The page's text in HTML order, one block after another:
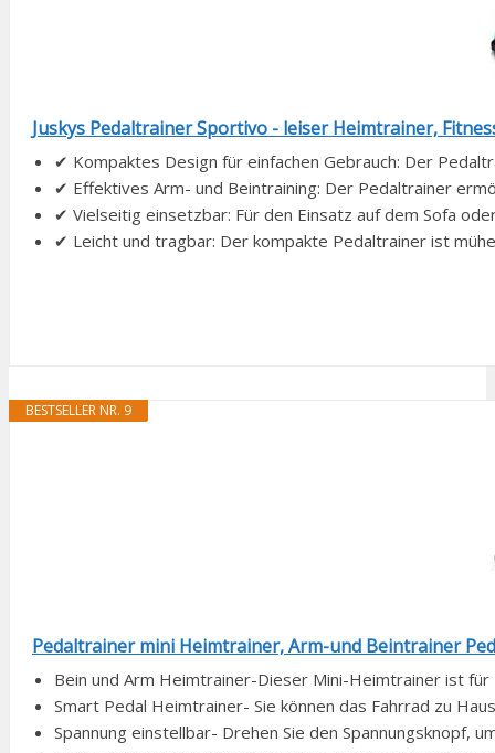
Juskys Pedaltrainer Sportivo - leiser Heimtrainer,
✔ Kompaktes Design für einfachen Gebrauch: Der
✔ Effektives Arm- und Beintraining: Der Pedaltrainer
✔ Vielseitig einsetzbar: Für den Einsatz auf dem Sofa
✔ Leicht und tragbar: Der kompakte Pedaltrainer ist
BESTSELLER NR. 9
Pedaltrainer mini Heimtrainer, Arm-und Beintrainer
Bein und Arm Heimtrainer-Dieser Mini-Heimtrainer ist für
Smart Pedal Heimtrainer- Sie können das Fahrrad zu
Spannung einstellbar- Drehen Sie den Spannungsknopf,